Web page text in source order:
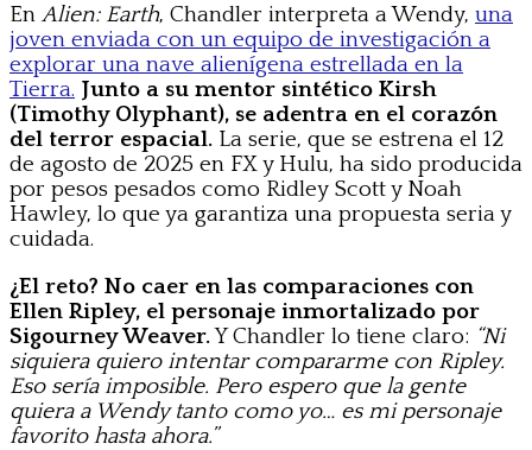
EnAlien: Earth, Chandler interpreta a Wendy, una
joven enviada con un equipo de investigación a
explorar una nave alienígena estrellada en la
Tierra. Junto a su mentor sintético Kirsh
(Timothy Olyphant), se adentra en el corazón
del terror espacial. La serie, que se estrena el 12
de agosto de 2025 en FX y Hulu, ha sido producida
por pesos pesados como Ridley Scott y Noah
Hawley, lo que ya garantiza una propuesta seria y
cuidada.
¿El reto? No caer en las comparaciones con
Ellen Ripley, el personaje inmortalizado por
Sigourney Weaver.Y Chandler lo tiene claro: “Ni
siquiera quiero intentar compararme con Ripley.
Eso sería imposible. Pero espero que la gente
quiera a Wendy tanto como yo… es mi personaje
favorito hasta ahora.”